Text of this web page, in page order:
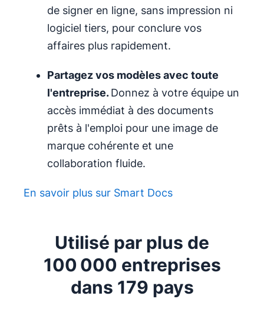
de signer en ligne, sans impression ni
logiciel tiers, pour conclure vos
affaires plus rapidement.
Partagez vos modèlesavec toute
l'entreprise.Donnez à votre équipe un
accès immédiat à des documents
prêts à l'emploi pour une image de
marque cohérente et une
collaboration fluide.
En savoir plus sur Smart Docs
Utilisé par plus de
100 000 entreprises
dans 179 pays